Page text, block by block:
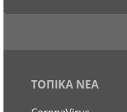
ΤΟΠΙΚΑ ΝΕΑ